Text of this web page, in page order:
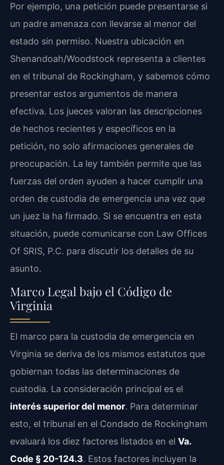
Por ejemplo, una petición puede presentarse si
un padre amenaza con llevarse al menor del
estado sin permiso. Nuestra ubicación en
Shenandoah/Woodstock representa a clientes
en el tribunal de Rockingham, y sabemos cómo
presentar estos argumentos de manera
efectiva. Los jueces valoran las descripciones
de hechos recientes y específicos en la
petición, no solo afirmaciones generales de
preocupación. La ley también permite que las
fuerzas del orden ayuden a hacer cumplir una
orden de custodia de emergencia una vez que
un juez la ha firmado. Si se encuentra en esta
situación, puede comunicarse con Law Offices
Of SRIS, P.C. para discutir los detalles de su
asunto.
Marco Legal bajo el Código de
Virginia
El marco para la custodia de emergencia en
Virginia se deriva de los mismos estatutos que
gobiernan todas las determinaciones de
custodia. La consideración principal es el
interés superior del menor. Para determinar
esto, el tribunal en el Condado de Rockingham
evaluará los diez factores listados en el Va.
Code § 20-124.3. Estos factores incluyen la